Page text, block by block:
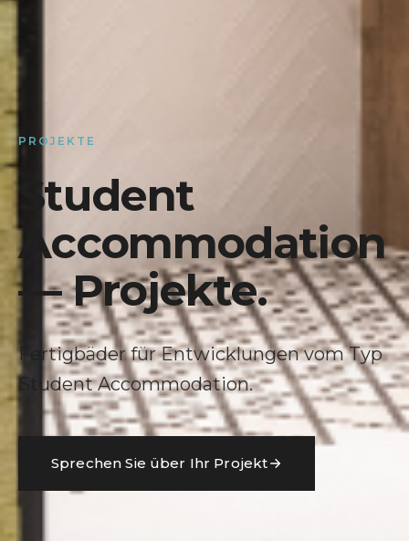
PROJEKTE
Student
Accommodation
— Projekte.
Fertigbäder für Entwicklungen vom Typ
Student Accommodation.
Sprechen Sie über Ihr Projekt